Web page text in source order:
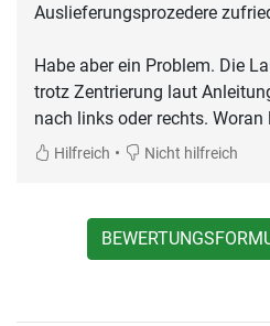
Auslieferungsprozedere
Habe aber ein Problem. Die
trotz Zentrierung laut
nach links oder rechts. Woran
Hilfreich • Nicht hilfreich